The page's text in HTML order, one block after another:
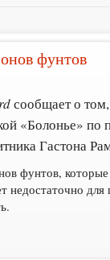
фунтов
сообщает о
«Болонье» по
Гастона
фунтов,
недостаточно